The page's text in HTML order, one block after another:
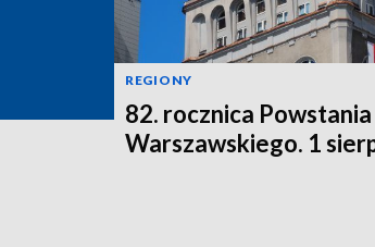
REGIONY
82. rocznica Powstania
Warszawskiego. 1